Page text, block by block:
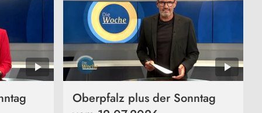
Oberpfalz plus der Sonntag